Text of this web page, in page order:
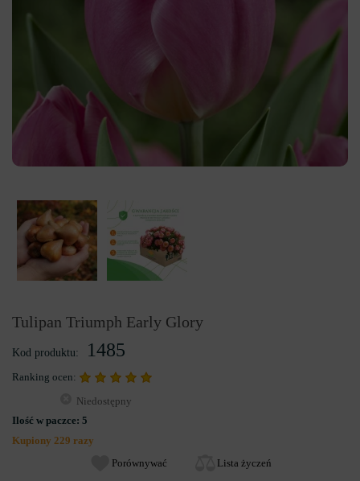
Tulipan Triumph Early Glory
Kod produktu: 1485
Ranking ocen:
Niedostępny
Ilość w paczce: 5
Kupiony 229 razy
Porównywać
Lista życzeń